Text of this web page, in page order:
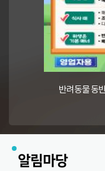
반려동물 동
알림마당